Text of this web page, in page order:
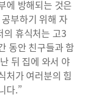
에 방해되는 것은
부하기 위해 자
의 휴식처는 고3
동안 친구들과 함
뒤 집에 와서 야
처가 여러분의 힘
다.”